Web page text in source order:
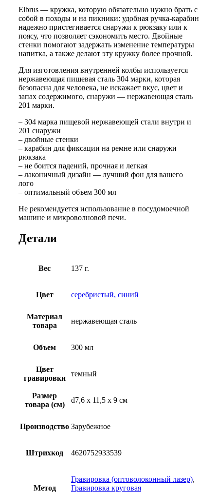
Elbrus — кружка, которую обязательно нужно брать с
собой в походы и на пикники: удобная ручка-карабин
надежно пристегивается снаружи к рюкзаку или к
поясу, что позволяет сэкономить место. Двойные
стенки помогают задержать изменение температуры
напитка, а также делают эту кружку более прочной.
Для изготовления внутренней колбы используется
нержавеющая пищевая сталь 304 марки, которая
безопасна для человека, не искажает вкус, цвет и
запах содержимого, снаружи — нержавеющая сталь
201 марки.
– 304 марка пищевой нержавеющей стали внутри и
201 снаружи
– двойные стенки
– карабин для фиксации на ремне или снаружи
рюкзака
– не боится падений, прочная и легкая
– лаконичный дизайн — лучший фон для вашего
лого
– оптимальный объем 300 мл
Не рекомендуется использование в посудомоечной
машине и микроволновой печи.
Детали
Вес 137 г.
Цвет серебристый, синий
Материал
товара
нержавеющая cталь
Объем 300 мл
Цвет
гравировки
темный
Размер
товара (см)
d7,6 х 11,5 х 9 см
Производство Зарубежное
Штрихкод 4620752933539
Метод
Гравировка (оптоволоконный лазер),
Гравировка круговая